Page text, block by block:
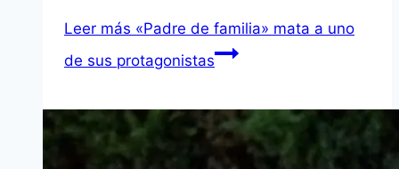
Leer más «Padre de familia» mata a uno
de sus protagonistas